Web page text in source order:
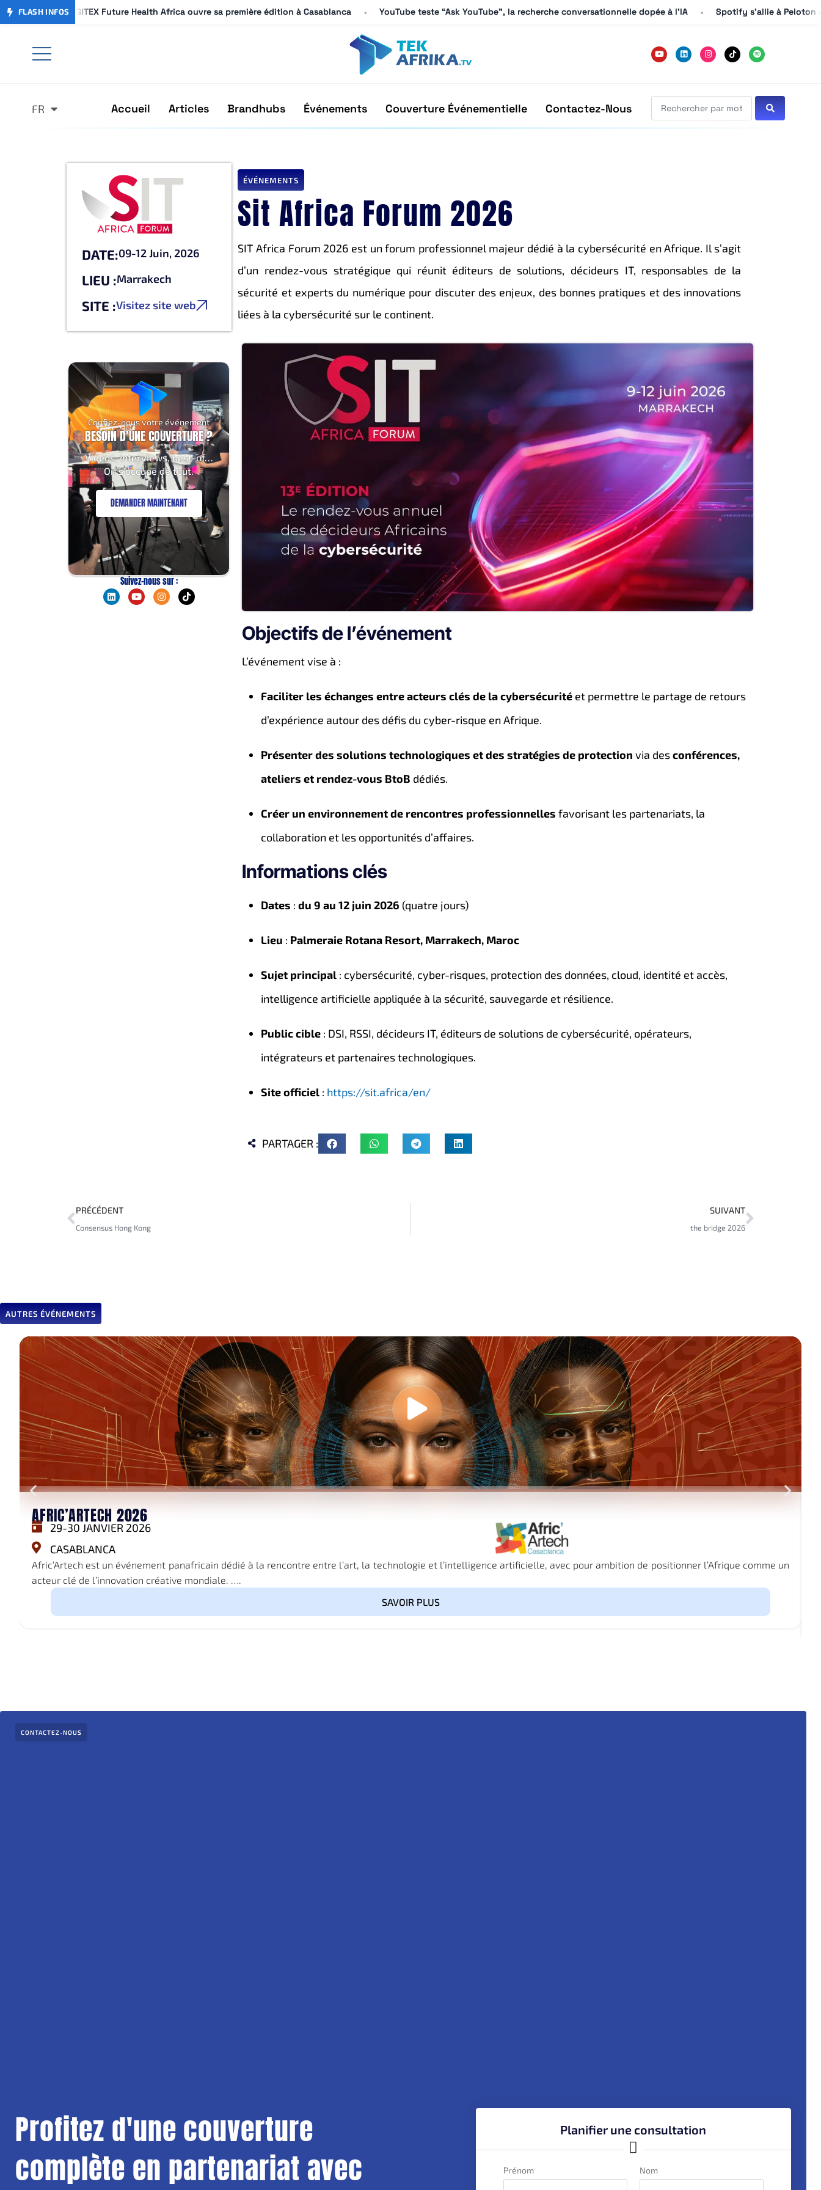
FLASH INFOS GITEX Future Health Africa ouvre sa première édition à Casablanca YouTube teste “Ask YouTube”, la recherche conversationnelle dopée à l’IA Spotify s’allie à Peloton
GITEX Future Health Africa ouvre sa première édition à Casablanca YouTube teste “Ask YouTube”, la recherche conversationnelle dopée à l’IA Spotify s’allie à Peloton
FR
AR Accueil Articles Brandhubs Événements Couverture Événementielle Contactez-Nous
DATE:09-12 Juin, 2026
LIEU :Marrakech
SITE :Visitez site web
ÉVÉNEMENTS
Sit Africa Forum 2026
SIT Africa Forum 2026 est un forum professionnel majeur dédié à la cybersécurité en Afrique. Il s’agit
d’un rendez-vous stratégique qui réunit éditeurs de solutions, décideurs IT, responsables de la
sécurité et experts du numérique pour discuter des enjeux, des bonnes pratiques et des innovations
liées à la cybersécurité sur le continent.
Confiez-nous votre événement
BESOIN D’UNE COUVERTURE ?
Vidéos, interviews, best-of…
On s’occupe de tout.
DEMANDER MAINTENANT
Suivez-nous sur :
Objectifs de l’événement
L’événement vise à :
Faciliter les échanges entre acteurs clés de la cybersécuritéet permettre le partage de retours
d’expérience autour des défis du cyber-risque en Afrique.
Présenter des solutions technologiques et des stratégies de protection via desconférences,
ateliers et rendez-vous BtoB dédiés.
Créer un environnement de rencontres professionnelles favorisant les partenariats, la
collaboration et les opportunités d’affaires.
Informations clés
Dates : du 9 au 12 juin 2026 (quatre jours)
Lieu : Palmeraie Rotana Resort, Marrakech, Maroc
Sujet principal: cybersécurité, cyber-risques, protection des données, cloud, identité et accès,
intelligence artificielle appliquée à la sécurité, sauvegarde et résilience.
Public cible: DSI, RSSI, décideurs IT, éditeurs de solutions de cybersécurité, opérateurs,
intégrateurs et partenaires technologiques.
Site officiel: https://sit.africa/en/
PARTAGER :
PRÉCÉDENT
Consensus Hong Kong
SUIVANT
the bridge 2026
AUTRES ÉVÉNEMENTS
AFRIC’ARTECH 2026
29-30 JANVIER 2026
CASABLANCA
Afric’Artech est un événement panafricain dédié à la rencontre entre l’art, la technologie et l’intelligence artificielle, avec pour ambition de positionner l’Afrique comme un
acteur clé de l’innovation créative mondiale. ….
SAVOIR PLUS
CONTACTEZ-NOUS
Profitez d'une couverture
complète en partenariat avec
Planifier une consultation
Prénom Nom